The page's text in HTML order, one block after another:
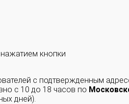
нажатием кнопки
с подтвержденным
с 10 до 18 часов по
дней).